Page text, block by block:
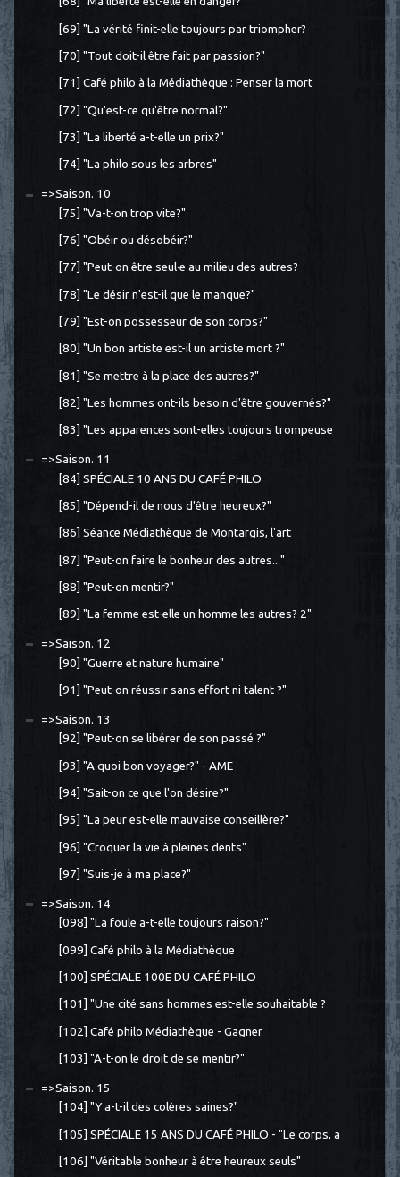
[69] "La vérité finit-elle toujours par triompher?
[70] "Tout doit-il être fait par passion?"
[71] Café philo à la Médiathèque : Penser la mort
[72] "Qu'est-ce qu'être normal?"
[73] "La liberté a-t-elle un prix?"
[74] "La philo sous les arbres"
=>Saison. 10
[75] "Va-t-on trop vite?"
[76] "Obéir ou désobéir?"
[77] "Peut-on être seul·e au milieu des autres?
[78] "Le désir n'est-il que le manque?"
[79] "Est-on possesseur de son corps?"
[80] "Un bon artiste est-il un artiste mort ?"
[81] "Se mettre à la place des autres?"
[82] "Les hommes ont-ils besoin d'être gouvernés?"
[83] "Les apparences sont-elles toujours trompeuse
=>Saison. 11
[84] SPÉCIALE 10 ANS DU CAFÉ PHILO
[85] "Dépend-il de nous d'être heureux?"
[86] Séance Médiathèque de Montargis, l'art
[87] "Peut-on faire le bonheur des autres..."
[88] "Peut-on mentir?"
[89] "La femme est-elle un homme les autres? 2"
=>Saison. 12
[90] "Guerre et nature humaine"
[91] "Peut-on réussir sans effort ni talent ?"
=>Saison. 13
[92] "Peut-on se libérer de son passé ?"
[93] "A quoi bon voyager?" - AME
[94] "Sait-on ce que l'on désire?"
[95] "La peur est-elle mauvaise conseillère?"
[96] "Croquer la vie à pleines dents"
[97] "Suis-je à ma place?"
=>Saison. 14
[098] "La foule a-t-elle toujours raison?"
[099] Café philo à la Médiathèque
[100] SPÉCIALE 100E DU CAFÉ PHILO
[101] "Une cité sans hommes est-elle souhaitable ?
[102] Café philo Médiathèque - Gagner
[103] "A-t-on le droit de se mentir?"
=>Saison. 15
[104] "Y a-t-il des colères saines?"
[105] SPÉCIALE 15 ANS DU CAFÉ PHILO - "Le corps, a
[106] "Véritable bonheur à être heureux seuls"